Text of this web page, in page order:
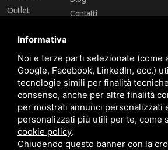
Outlet
Marchi
Contatti
Follow Us
Area riservata
Informativa
Noi e terze parti selezionate (come
Google, Facebook, LinkedIn, ecc.)
tecnologie simili per finalità
consenso, anche per altre finalità
per mostrati annunci personalizzati
personalizzati più utili per te, come
cookie policy.
Chiudendo questo banner con la